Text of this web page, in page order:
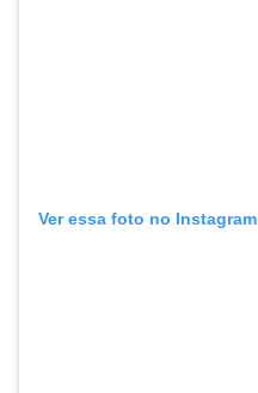
Ver essa foto no Instagram